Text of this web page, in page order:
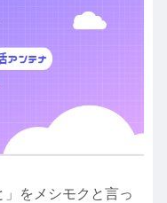
」をメシモクと言っ